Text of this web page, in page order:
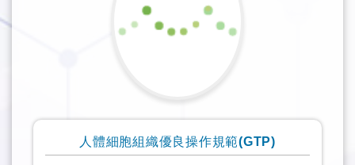
人體細胞組織優良操作規範(GTP)